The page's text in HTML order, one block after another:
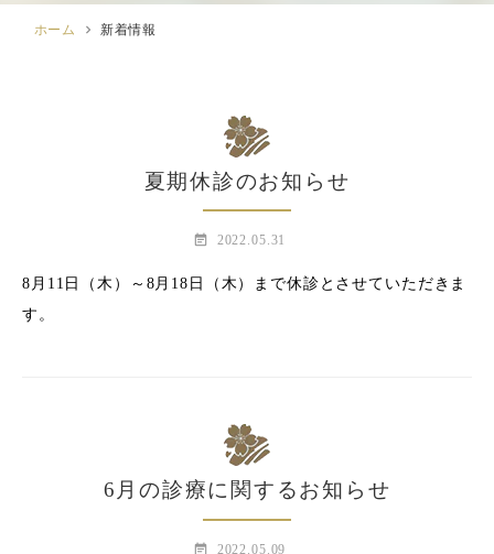
ホーム chevron_right 新着情報
夏期休診のお知らせ
event_note 2022.05.31
8月11日（木）～8月18日（木）まで休診とさせていただきま
す。
6月の診療に関するお知らせ
event_note 2022.05.09